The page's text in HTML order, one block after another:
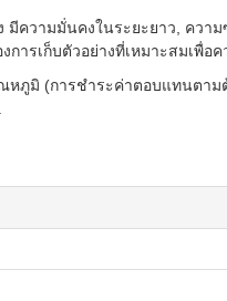
ความมั่นคงในระยะยาว, คว
ารเก็บตัวอย่างที่เหมาะสมเพื่อ
ภูมิ (การชําระค่าตอบแทนตา